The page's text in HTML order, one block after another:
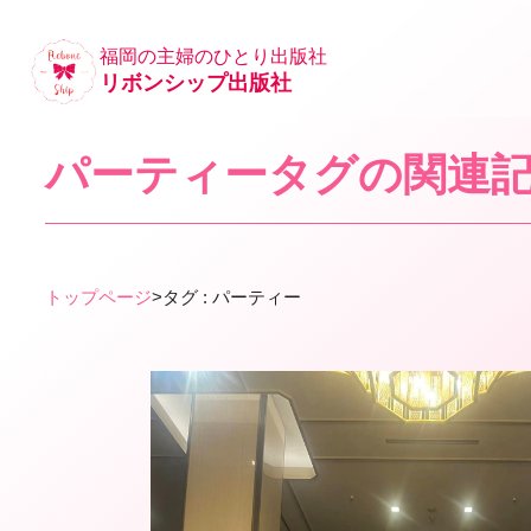
福岡の主婦のひとり出版社
リボンシップ出版社
パーティータグの関連
トップページ>タグ : パーティー